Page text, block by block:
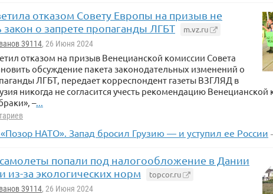
отказом Совету Европы на призыв не
закон о запрете пропаганды ЛГБТ
m.vz.ru
39114, 26 Июня 2024
отказом на призыв Венецианской комиссии Совета
обсуждение пакета законодательных изменений о
ЛГБТ, передает корреспондент газеты ВЗГЛЯД в
никогда не согласится учесть рекомендацию
–...
НАТО». Запад бросил Грузию — и уступил ее России
попали под налогообложение в Дании
из-за экологических норм
topcor.ru
39114, 26 Июня 2024